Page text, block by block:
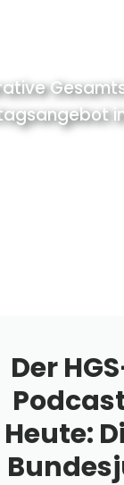
Der
Heute: